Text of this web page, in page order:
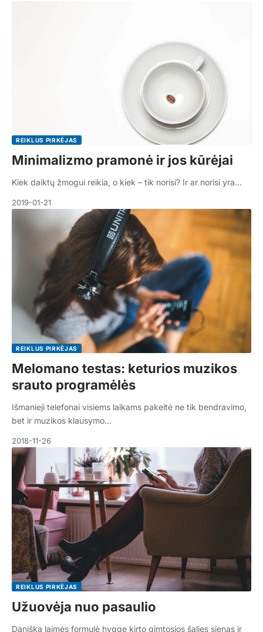
REIKLUS PIRKĖJAS
Minimalizmo pramonė ir jos kūrėjai
Kiek daiktų žmogui reikia, o kiek – tik norisi? Ir ar norisi yra…
2019-01-21
REIKLUS PIRKĖJAS
Melomano testas: keturios muzikos
srauto programėlės
Išmanieji telefonai visiems laikams pakeitė ne tik bendravimo,
bet ir muzikos klausymo…
2018-11-26
REIKLUS PIRKĖJAS
Užuovėja nuo pasaulio
Daniška laimės formulė hygge kirto gimtosios šalies sienas ir